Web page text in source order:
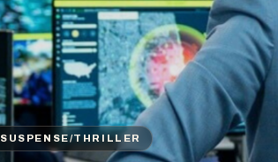
SUSPENSE/THRILLER